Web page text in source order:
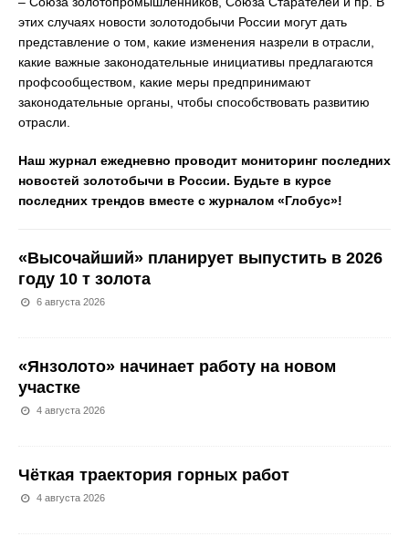
этих случаях новости золотодобычи России могут дать
представление о том, какие изменения назрели в отрасли,
какие важные законодательные инициативы предлагаются
профсообществом, какие меры предпринимают
законодательные органы, чтобы способствовать развитию
отрасли.
Наш журнал ежедневно проводит мониторинг последних
новостей золотобычи в России. Будьте в курсе
последних трендов вместе с журналом «Глобус»!
«Высочайший» планирует выпустить в 2026
году 10 т золота
6 августа 2026
«Янзолото» начинает работу на новом
участке
4 августа 2026
Чёткая траектория горных работ
4 августа 2026